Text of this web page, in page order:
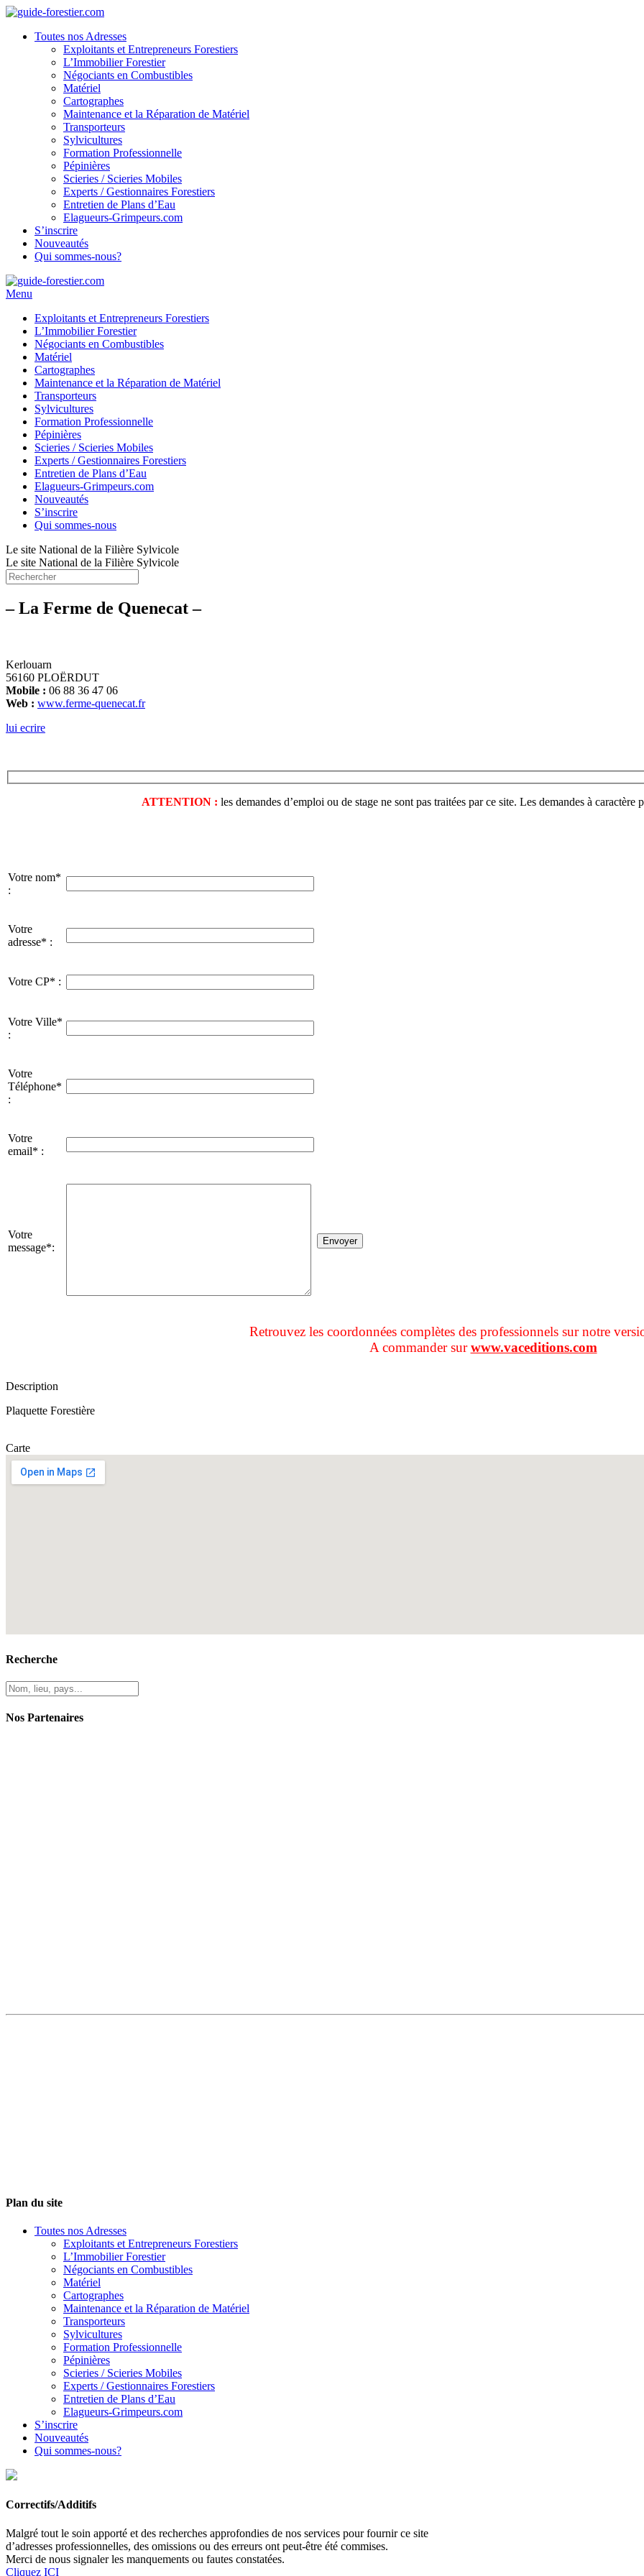
Toutes nos Adresses
Exploitants et Entrepreneurs Forestiers
L’Immobilier Forestier
Négociants en Combustibles
Matériel
Cartographes
Maintenance et la Réparation de Matériel
Transporteurs
Sylvicultures
Formation Professionnelle
Pépinières
Scieries / Scieries Mobiles
Experts / Gestionnaires Forestiers
Entretien de Plans d’Eau
Elagueurs-Grimpeurs.com
S’inscrire
Nouveautés
Qui sommes-nous?
Menu
Exploitants et Entrepreneurs Forestiers
L’Immobilier Forestier
Négociants en Combustibles
Matériel
Cartographes
Maintenance et la Réparation de Matériel
Transporteurs
Sylvicultures
Formation Professionnelle
Pépinières
Scieries / Scieries Mobiles
Experts / Gestionnaires Forestiers
Entretien de Plans d’Eau
Elagueurs-Grimpeurs.com
Nouveautés
S’inscrire
Qui sommes-nous
Le site National de la Filière Sylvicole
Le site National de la Filière Sylvicole
– La Ferme de Quenecat –
Kerlouarn
56160 PLOËRDUT
Mobile : 06 88 36 47 06
Web : www.ferme-quenecat.fr
lui ecrire
ATTENTION : les demandes d’emploi ou de stage ne sont pas traitées par ce site. Les demandes à caractère
Votre nom*
:
Votre
adresse* :
Votre CP* :
Votre Ville*
:
Votre
Téléphone*
:
Votre
email* :
Votre
message*:
Retrouvez les coordonnées complètes des professionnels sur notre
A commander surwww.vaceditions.com
Description
Plaquette Forestière
Carte
Recherche
Nos Partenaires
Plan du site
Toutes nos Adresses
Exploitants et Entrepreneurs Forestiers
L’Immobilier Forestier
Négociants en Combustibles
Matériel
Cartographes
Maintenance et la Réparation de Matériel
Transporteurs
Sylvicultures
Formation Professionnelle
Pépinières
Scieries / Scieries Mobiles
Experts / Gestionnaires Forestiers
Entretien de Plans d’Eau
Elagueurs-Grimpeurs.com
S’inscrire
Nouveautés
Qui sommes-nous?
Correctifs/Additifs
Malgré tout le soin apporté et des recherches approfondies de nos services pour fournir ce site
d’adresses professionnelles, des omissions ou des erreurs ont peut-être été commises.
Merci de nous signaler les manquements ou fautes constatées.
Cliquez ICI